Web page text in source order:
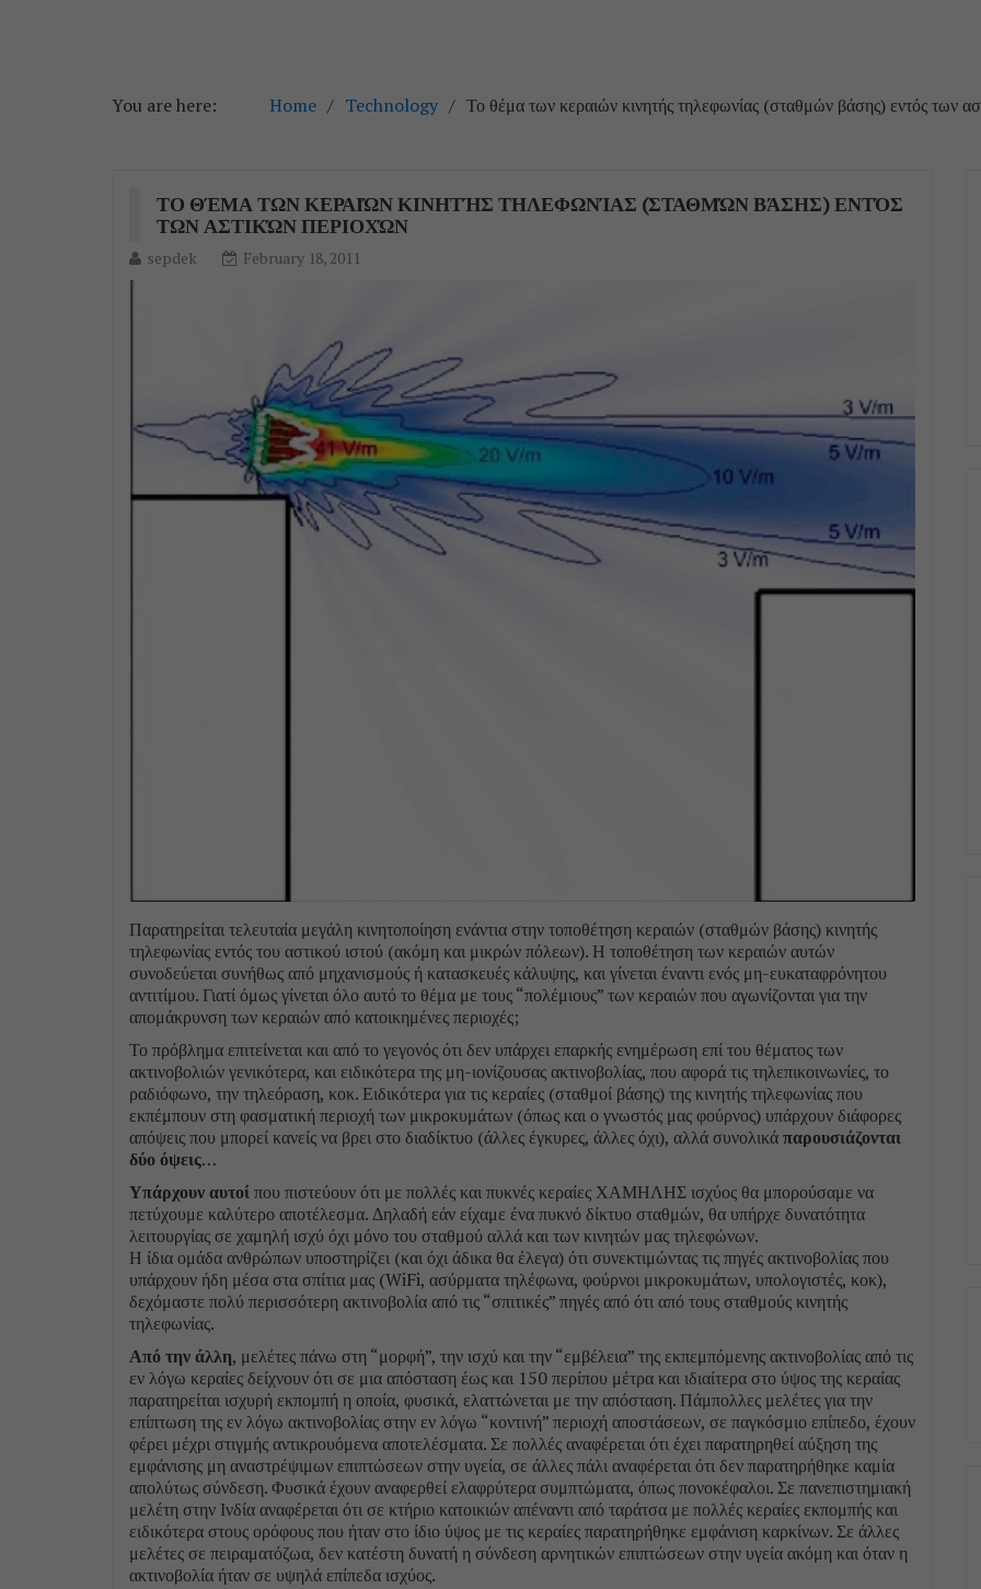
You are here: Home Technology Το θέμα των κεραιών κινητής τηλεφωνίας (σταθμών βάσης) εντός των
ΤΟ ΘΈΜΑ ΤΩΝ ΚΕΡΑΙΏΝ ΚΙΝΗΤΉΣ ΤΗΛΕΦΩΝΊΑΣ (ΣΤΑΘΜΏΝ ΒΆΣΗΣ) ΕΝΤΌΣ
ΤΩΝ ΑΣΤΙΚΏΝ ΠΕΡΙΟΧΏΝ
sepdek February 18, 2011
Παρατηρείται τελευταία μεγάλη κινητοποίηση ενάντια στην τοποθέτηση κεραιών (σταθμών βάσης) κινητής
τηλεφωνίας εντός του αστικού ιστού (ακόμη και μικρών πόλεων). Η τοποθέτηση των κεραιών αυτών
συνοδεύεται συνήθως από μηχανισμούς ή κατασκευές κάλυψης, και γίνεται έναντι ενός μη-ευκαταφρόνητου
αντιτίμου. Γιατί όμως γίνεται όλο αυτό το θέμα με τους “πολέμιους” των κεραιών που αγωνίζονται για την
απομάκρυνση των κεραιών από κατοικημένες περιοχές;
Το πρόβλημα επιτείνεται και από το γεγονός ότι δεν υπάρχει επαρκής ενημέρωση επί του θέματος των
ακτινοβολιών γενικότερα, και ειδικότερα της μη-ιονίζουσας ακτινοβολίας, που αφορά τις τηλεπικοινωνίες, το
ραδιόφωνο, την τηλεόραση, κοκ. Ειδικότερα για τις κεραίες (σταθμοί βάσης) της κινητής τηλεφωνίας που
εκπέμπουν στη φασματική περιοχή των μικροκυμάτων (όπως και ο γνωστός μας φούρνος) υπάρχουν διάφορες
απόψεις που μπορεί κανείς να βρει στο διαδίκτυο (άλλες έγκυρες, άλλες όχι), αλλά συνολικάπαρουσιάζονται
δύο όψεις…
Υπάρχουν αυτοίπου πιστεύουν ότι με πολλές και πυκνές κεραίες ΧΑΜΗΛΗΣ ισχύος θα μπορούσαμε να
πετύχουμε καλύτερο αποτέλεσμα. Δηλαδή εάν είχαμε ένα πυκνό δίκτυο σταθμών, θα υπήρχε δυνατότητα
λειτουργίας σε χαμηλή ισχύ όχι μόνο του σταθμού αλλά και των κινητών μας τηλεφώνων.
Η ίδια ομάδα ανθρώπων υποστηρίζει (και όχι άδικα θα έλεγα) ότι συνεκτιμώντας τις πηγές ακτινοβολίας που
υπάρχουν ήδη μέσα στα σπίτια μας (WiFi, ασύρματα τηλέφωνα, φούρνοι μικροκυμάτων, υπολογιστές, κοκ),
δεχόμαστε πολύ περισσότερη ακτινοβολία από τις “σπιτικές” πηγές από ότι από τους σταθμούς κινητής
τηλεφωνίας.
Από την άλλη, μελέτες πάνω στη “μορφή”, την ισχύ και την “εμβέλεια” της εκπεμπόμενης ακτινοβολίας από τις
εν λόγω κεραίες δείχνουν ότι σε μια απόσταση έως και 150 περίπου μέτρα και ιδιαίτερα στο ύψος της κεραίας
παρατηρείται ισχυρή εκπομπή η οποία, φυσικά, ελαττώνεται με την απόσταση. Πάμπολλες μελέτες για την
επίπτωση της εν λόγω ακτινοβολίας στην εν λόγω “κοντινή” περιοχή αποστάσεων, σε παγκόσμιο επίπεδο, έχουν
φέρει μέχρι στιγμής αντικρουόμενα αποτελέσματα. Σε πολλές αναφέρεται ότι έχει παρατηρηθεί αύξηση της
εμφάνισης μη αναστρέψιμων επιπτώσεων στην υγεία, σε άλλες πάλι αναφέρεται ότι δεν παρατηρήθηκε καμία
απολύτως σύνδεση. Φυσικά έχουν αναφερθεί ελαφρύτερα συμπτώματα, όπως πονοκέφαλοι. Σε πανεπιστημιακή
μελέτη στην Ινδία αναφέρεται ότι σε κτήριο κατοικιών απέναντι από ταράτσα με πολλές κεραίες εκπομπής και
ειδικότερα στους ορόφους που ήταν στο ίδιο ύψος με τις κεραίες παρατηρήθηκε εμφάνιση καρκίνων. Σε άλλες
μελέτες σε πειραματόζωα, δεν κατέστη δυνατή η σύνδεση αρνητικών επιπτώσεων στην υγεία ακόμη και όταν η
ακτινοβολία ήταν σε υψηλά επίπεδα ισχύος.